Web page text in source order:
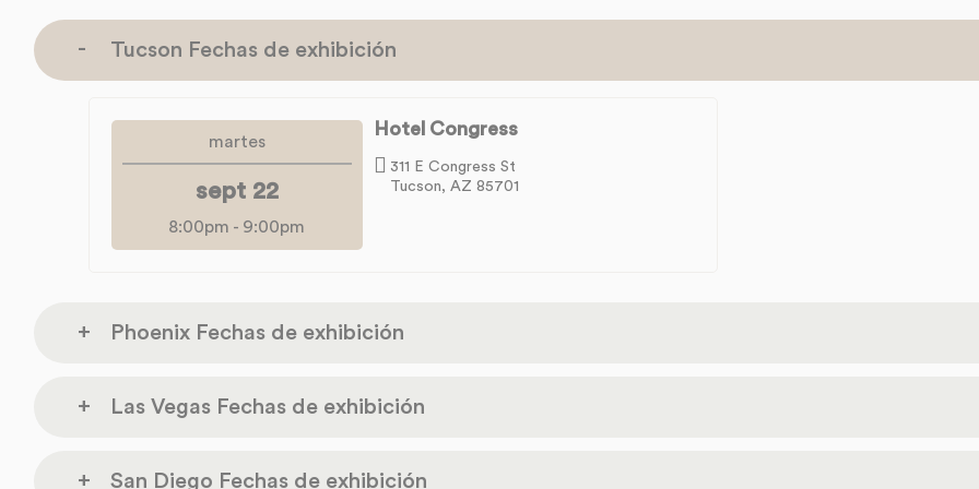
Tucson Fechas de exhibición
martes
sept 22
8:00pm - 9:00pm
Hotel Congress
311 E Congress St
Tucson, AZ 85701
Phoenix Fechas de exhibición
lunes
Rhythm Room
Las Vegas Fechas de exhibición
martes
The Orleans Hotel & Casino
San Diego Fechas de exhibición